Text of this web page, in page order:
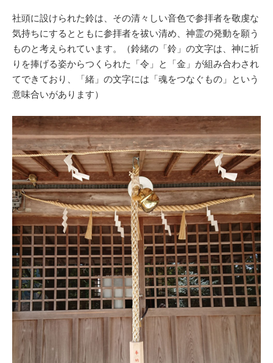
社頭に設けられた鈴は、その清々しい音色で参拝者を敬虔な
気持ちにするとともに参拝者を祓い清め、神霊の発動を願う
ものと考えられています。（鈴緒の「鈴」の文字は、神に祈
りを捧げる姿からつくられた「令」と「金」が組み合わされ
てできており、「緒」の文字には「魂をつなぐもの」という
意味合いがあります）